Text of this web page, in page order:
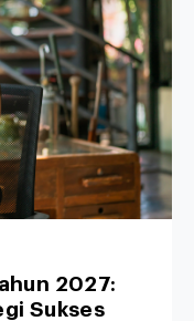
2027:
Sukses